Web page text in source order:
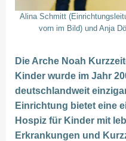
Alina Schmitt
vorn im Bild) und Anja
Die Arche Noah
Kinder wurde im Jahr
deutschlandweit
Einrichtung bietet eine
Hospiz für Kinder mit
Erkrankungen und